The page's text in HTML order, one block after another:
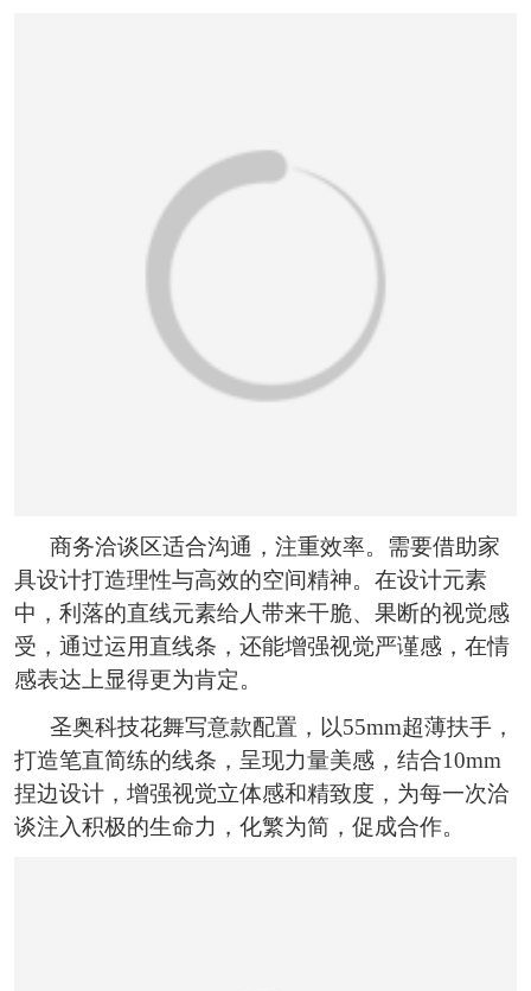
商务洽谈区适合沟通，注重效率。需要借助家
具设计打造理性与高效的空间精神。在设计元素
中，利落的直线元素给人带来干脆、果断的视觉感
受，通过运用直线条，还能增强视觉严谨感，在情
感表达上显得更为肯定。
圣奥科技花舞写意款配置，以55mm超薄扶手，
打造笔直简练的线条，呈现力量美感，结合10mm
捏边设计，增强视觉立体感和精致度，为每一次洽
谈注入积极的生命力，化繁为简，促成合作。